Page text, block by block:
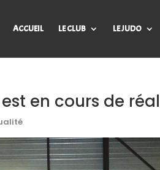
ACCUEIL LE CLUB LE JUDO
en cours de